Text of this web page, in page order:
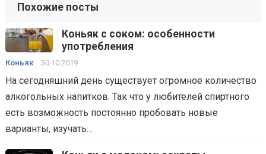
Похожие посты
Коньяк с соком: особенности
употребления
Коньяк 30.10.2019
На сегодняшний день существует огромное количество
алкогольных напитков. Так что у любителей спиртного
есть возможность постоянно пробовать новые
варианты, изучать…